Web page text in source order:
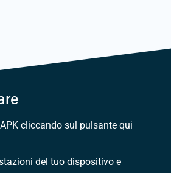
cliccando sul pulsante qui
del tuo dispositivo e